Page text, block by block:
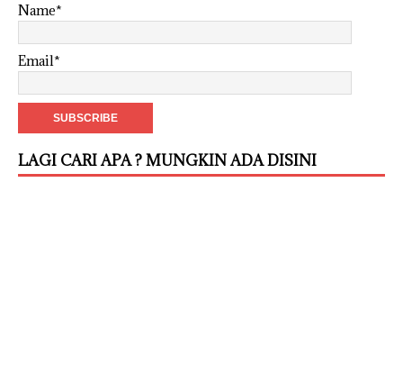
Name*
Email*
LAGI CARI APA ? MUNGKIN ADA DISINI